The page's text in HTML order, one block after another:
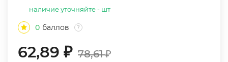
наличие уточняйте - шт
0 баллов ?
62,89 ₽ 78,61₽